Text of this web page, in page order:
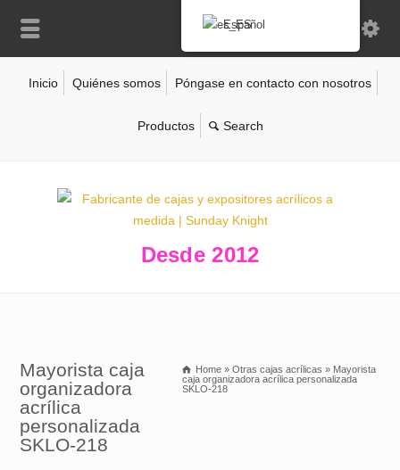
Inicio Quiénes somos Póngase en contacto con nosotros
Productos
Desde 2012
Mayorista caja
organizadora
acrílica
personalizada
SKLO-218
Home » Otras cajas acrílicas » Mayorista
caja organizadora acrílica personalizada
SKLO-218
Español